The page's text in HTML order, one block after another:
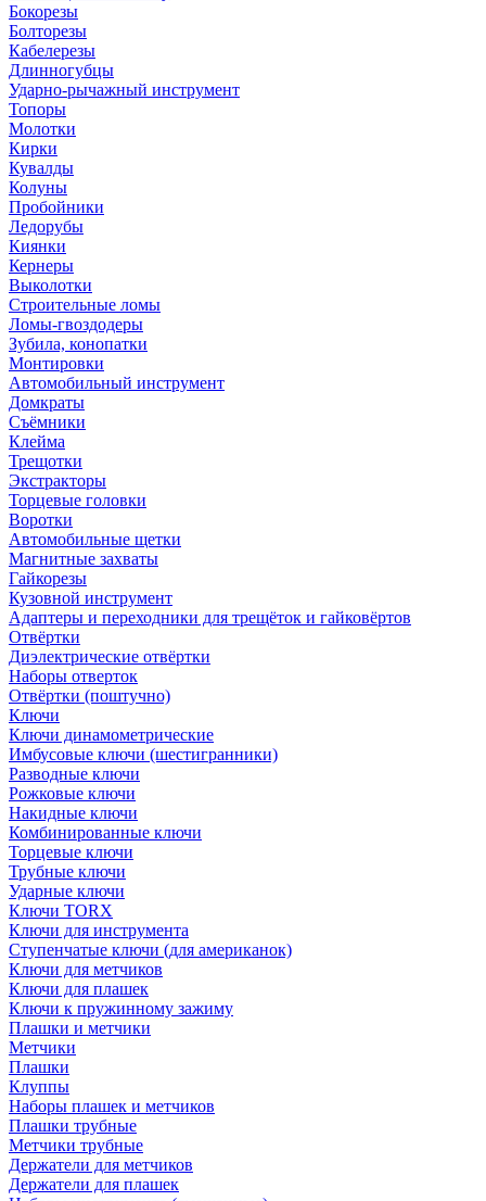
Бокорезы
Болторезы
Кабелерезы
Длинногубцы
Ударно-рычажный инструмент
Топоры
Молотки
Кирки
Кувалды
Колуны
Пробойники
Ледорубы
Киянки
Кернеры
Выколотки
Строительные ломы
Ломы-гвоздодеры
Зубила, конопатки
Монтировки
Автомобильный инструмент
Домкраты
Съёмники
Клейма
Трещотки
Экстракторы
Торцевые головки
Воротки
Автомобильные щетки
Магнитные захваты
Гайкорезы
Кузовной инструмент
Адаптеры и переходники для трещёток и гайковёртов
Отвёртки
Диэлектрические отвёртки
Наборы отверток
Отвёртки (поштучно)
Ключи
Ключи динамометрические
Имбусовые ключи (шестигранники)
Разводные ключи
Рожковые ключи
Накидные ключи
Комбинированные ключи
Торцевые ключи
Трубные ключи
Ударные ключи
Ключи TORX
Ключи для инструмента
Ступенчатые ключи (для американок)
Ключи для метчиков
Ключи для плашек
Ключи к пружинному зажиму
Плашки и метчики
Метчики
Плашки
Клуппы
Наборы плашек и метчиков
Плашки трубные
Метчики трубные
Держатели для метчиков
Держатели для плашек